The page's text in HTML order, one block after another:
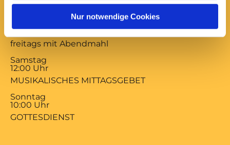
Nur notwendige Cookies
17:00 Uhr
mittwochs mit Versöhnungsgebet von Coventry
freitags mit Abendmahl
Samstag
12:00 Uhr
MUSIKALISCHES MITTAGSGEBET
Sonntag
10:00 Uhr
GOTTESDIENST